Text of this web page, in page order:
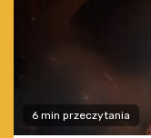
6 min przeczytania